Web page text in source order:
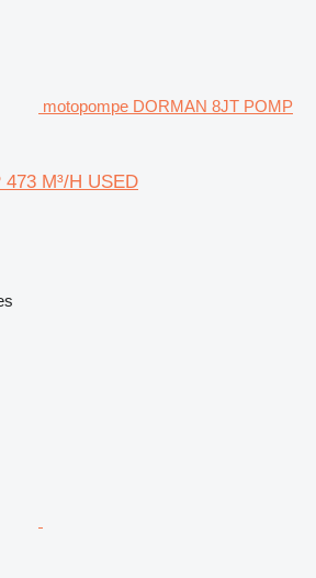
motopompe DORMAN 8JT POMP
M³/H USED